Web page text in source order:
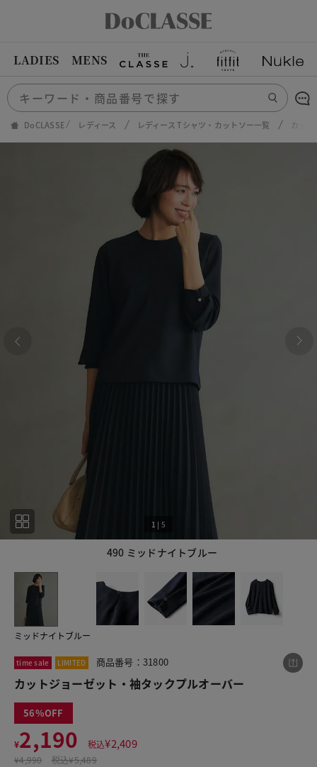
LADIES MENS
DoCLASSE レディース レディース Tシャツ・カットソー一覧 カッ
490 ミッドナイトブルー
1 | 5
ミッドナイトブルー
5
time sale LIMITED 商品番号：31800
カットジョーゼット・袖タックプルオーバー
56
¥2,190 税込¥2,409
¥4,990 税込¥5,489
この商品をシェアする
¥2,190 税込¥2,409